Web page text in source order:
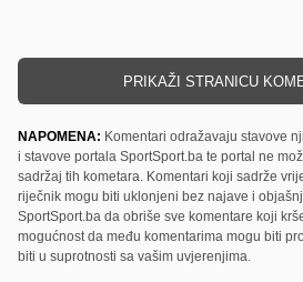
PRIKAŽI STRANICU
NAPOMENA: Komentari odražavaju stavove
i stavove portala SportSport.ba te portal ne
sadržaj tih kometara. Komentari koji sadrže
riječnik mogu biti uklonjeni bez najave i
SportSport.ba da obriše sve komentare koji
mogućnost da među komentarima mogu biti
biti u suprotnosti sa vašim uvjerenjima.